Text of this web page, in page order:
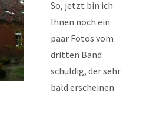
So, jetzt bin ich
Ihnen noch ein
paar Fotos vom
dritten Band
schuldig, der sehr
bald erscheinen